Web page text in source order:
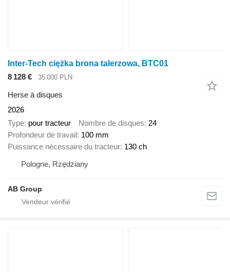
Inter-Tech ciężka brona talerzowa, BTC01
8 128 €
35 000 PLN
Herse à disques
2026
Type pour tracteur Nombre de disques 24
Profondeur de travail 100 mm
Puissance nécessaire du tracteur 130 ch
Pologne, Rzędziany
AB Group